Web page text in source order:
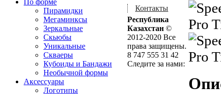
По форме
Пирамидки
Мегаминксы
Зеркальные
Скьюбы
Уникальные
Скваеры
Кубоиды и Бандажи
Необычной формы
Аксессуары
Логотипы
Контакты
Республика
Казахстан ©
2012-2020 Все
права защищены.
8 747 555 31 42
Следите за нами: